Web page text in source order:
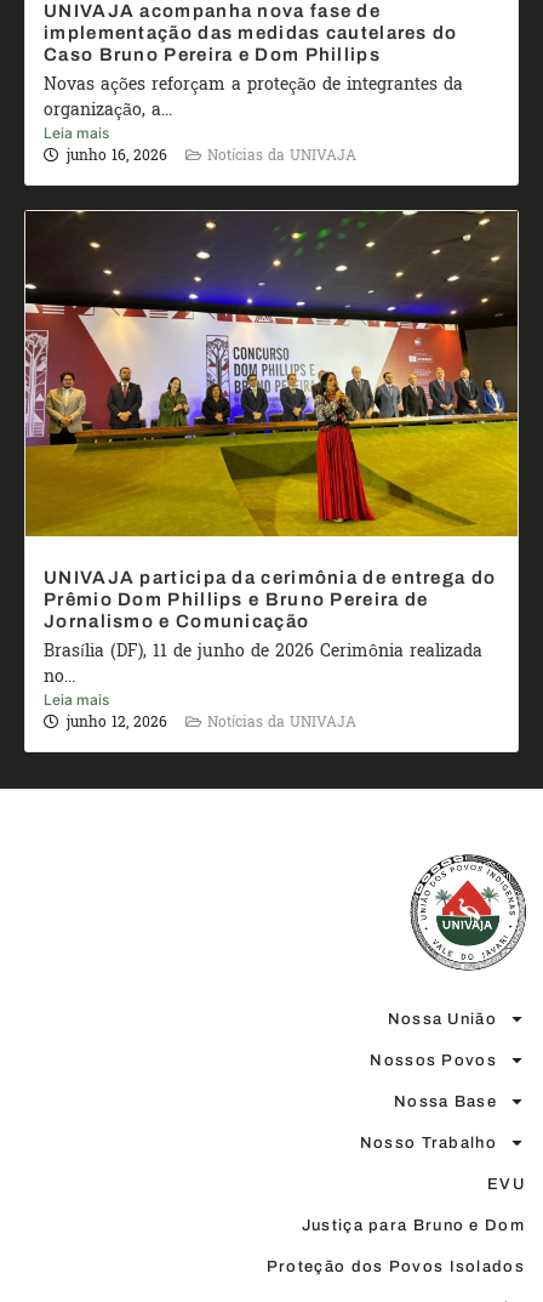
UNIVAJA acompanha nova fase de
implementação das medidas cautelares do
Caso Bruno Pereira e Dom Phillips
Novas ações reforçam a proteção de integrantes da
organização, a...
Leia mais
junho 16, 2026 Notícias da UNIVAJA
UNIVAJA participa da cerimônia de entrega do
Prêmio Dom Phillips e Bruno Pereira de
Jornalismo e Comunicação
Brasília (DF), 11 de junho de 2026 Cerimônia realizada
no...
Leia mais
junho 12, 2026 Notícias da UNIVAJA
Nossa União
Nossos Povos
Nossa Base
Nosso Trabalho
EVU
Justiça para Bruno e Dom
Proteção dos Povos Isolados